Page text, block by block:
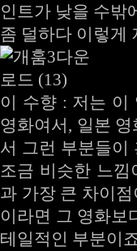
인트가 낮을 수밖
좀 덜하다 이렇게
이 수향 : 저는 이
영화여서, 일본
서 그런 부분들이
조금 비슷한 느낌
과 가장 큰 차이
이라면 그 영화보
테일적인 부분이